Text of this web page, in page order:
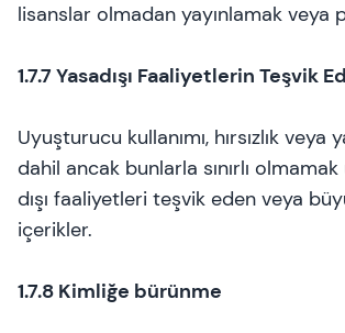
lisanslar olmadan yayınlamak veya
1.7.7 Yasadışı Faaliyetlerin Teşvik
Uyuşturucu kullanımı, hırsızlık veya
dahil ancak bunlarla sınırlı
dışı faaliyetleri teşvik eden veya
içerikler.
1.7.8 Kimliğe bürünme